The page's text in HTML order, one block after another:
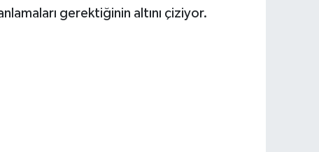
gerektiğinin altını çiziyor.